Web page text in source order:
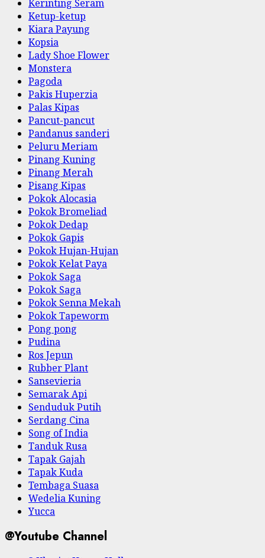
Kerinting Seram
Ketup-ketup
Kiara Payung
Kopsia
Lady Shoe Flower
Monstera
Pagoda
Pakis Huperzia
Palas Kipas
Pancut-pancut
Pandanus sanderi
Peluru Meriam
Pinang Kuning
Pinang Merah
Pisang Kipas
Pokok Alocasia
Pokok Bromeliad
Pokok Dedap
Pokok Gapis
Pokok Hujan-Hujan
Pokok Kelat Paya
Pokok Saga
Pokok Saga
Pokok Senna Mekah
Pokok Tapeworm
Pong pong
Pudina
Ros Jepun
Rubber Plant
Sansevieria
Semarak Api
Senduduk Putih
Serdang Cina
Song of India
Tanduk Rusa
Tapak Gajah
Tapak Kuda
Tembaga Suasa
Wedelia Kuning
Yucca
@Youtube Channel